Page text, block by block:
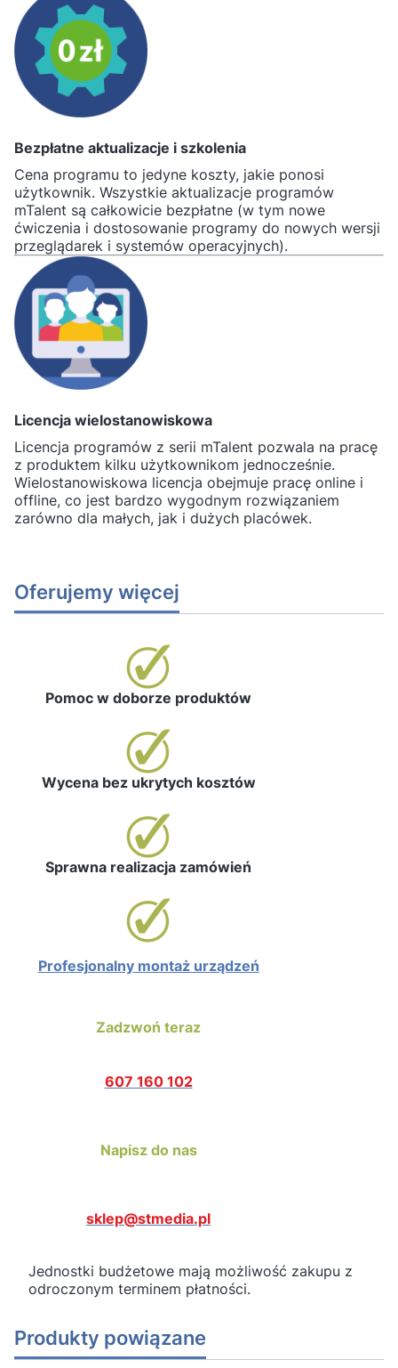
Bezpłatne aktualizacje i szkolenia
Cena programu to jedyne koszty, jakie ponosi
użytkownik. Wszystkie aktualizacje programów
mTalent są całkowicie bezpłatne (w tym nowe
ćwiczenia i dostosowanie programy do nowych wersji
przeglądarek i systemów operacyjnych).
Licencja wielostanowiskowa
Licencja programów z serii mTalent pozwala na pracę
z produktem kilku użytkownikom jednocześnie.
Wielostanowiskowa licencja obejmuje pracę online i
offline, co jest bardzo wygodnym rozwiązaniem
zarówno dla małych, jak i dużych placówek.
Oferujemy więcej
Pomoc w doborze produktów
Wycena bez ukrytych kosztów
Sprawna realizacja zamówień
Profesjonalny montaż urządzeń
Zadzwoń teraz
607 160 102
Napisz do nas
sklep@stmedia.pl
Jednostki budżetowe mają możliwość zakupu z
odroczonym terminem płatności.
Produkty powiązane